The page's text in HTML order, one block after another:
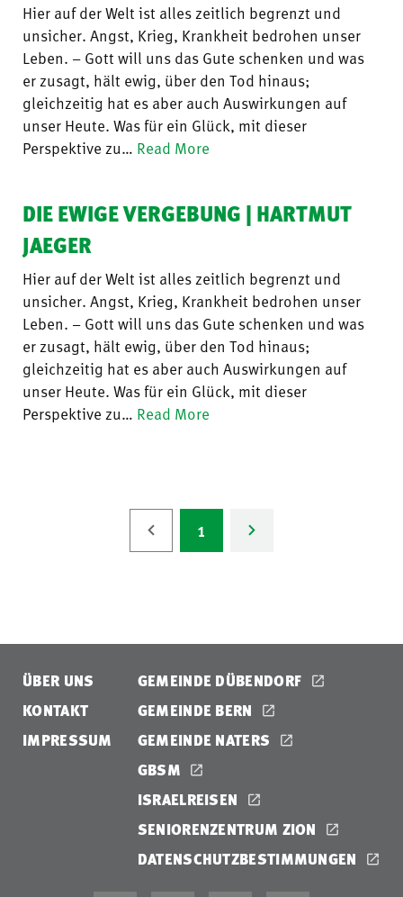
Hier auf der Welt ist alles zeitlich begrenzt und
unsicher. Angst, Krieg, Krankheit bedrohen unser
Leben. – Gott will uns das Gute schenken und was
er zusagt, hält ewig, über den Tod hinaus;
gleichzeitig hat es aber auch Auswirkungen auf
unser Heute. Was für ein Glück, mit dieser
Perspektive zu… Read More
DIE EWIGE VERGEBUNG | HARTMUT
JAEGER
Hier auf der Welt ist alles zeitlich begrenzt und
unsicher. Angst, Krieg, Krankheit bedrohen unser
Leben. – Gott will uns das Gute schenken und was
er zusagt, hält ewig, über den Tod hinaus;
gleichzeitig hat es aber auch Auswirkungen auf
unser Heute. Was für ein Glück, mit dieser
Perspektive zu… Read More
1
ÜBER UNS
KONTAKT
IMPRESSUM
GEMEINDE DÜBENDORF
GEMEINDE BERN
GEMEINDE NATERS
GBSM
ISRAELREISEN
SENIORENZENTRUM ZION
DATENSCHUTZBESTIMMUNGEN